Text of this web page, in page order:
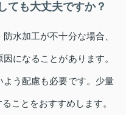
ても大丈夫ですか？
水加工が不十分な場合、
になることがあります。
よう配慮も必要です。少量
ことをおすすめします。